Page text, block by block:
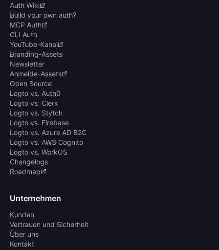
Auth Wiki
Build your own auth?
MCP Auth
CLI Auth
YouTube-Kanal
Branding-Assets
Newsletter
Anmelde-Assets
Open Source
Logto vs. Auth0
Logto vs. Clerk
Logto vs. Stytch
Logto vs. Firebase
Logto vs. Azure AD B2C
Logto vs. AWS Cognito
Logto vs. WorkOS
Changelogs
Roadmap
Unternehmen
Kunden
Vertrauen und Sicherheit
Über uns
Kontakt